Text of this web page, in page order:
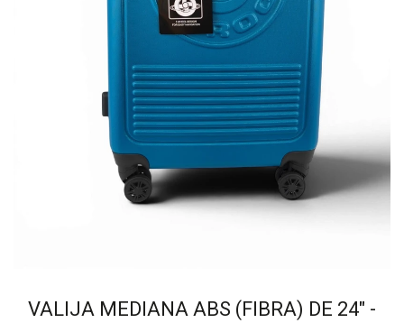
VALIJA MEDIANA ABS (FIBRA) DE 24" -